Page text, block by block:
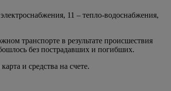
11 – тепло-водоснабжения,
транспорте в результате происшествия
без пострадавших и погибших.
и средства на счете.